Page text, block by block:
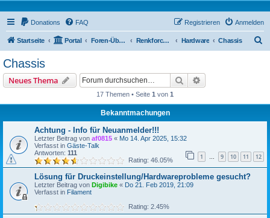
Donations FAQ Anmelden
Registrieren
Startseite Portal Foren-Übersicht Renkforce RF1000 Forum Hardware Chassis
Chassis
Neues Thema Suche
17 Themen • Seite 1 von 1
Bekanntmachungen
Achtung - Info für Neuanmelder!!!
Letzter Beitrag von af0815 « Mo 14. Apr 2025, 15:32
Verfasst in Gäste-Talk
Antworten: 111 1 … 9 10 11 12
Rating: 46.05%
Lösung für Druckeinstellung/Hardwareprobleme gesucht?
Letzter Beitrag von Digibike « Do 21. Feb 2019, 21:09
Verfasst in Filament
Rating: 2.45%